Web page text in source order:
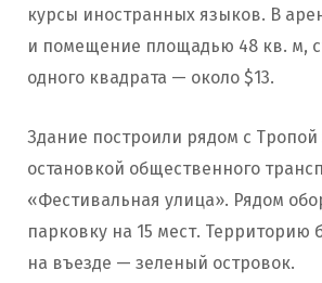
курсы иностранных языков. В
и помещение площадью 48 кв. м,
одного квадрата — около $13.
Здание построили рядом с Тропой
остановкой общественного
«Фестивальная улица». Рядом
парковку на 15 мест. Территорию
на въезде — зеленый островок.